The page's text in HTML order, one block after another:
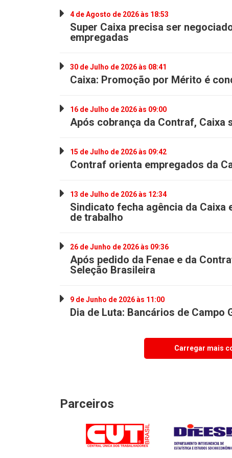
4 de Agosto de 2026 às 18:53
Super Caixa precisa ser
empregadas
30 de Julho de 2026 às 08:41
Caixa: Promoção por Mérito é
16 de Julho de 2026 às 09:00
Após cobrança da Contraf, Caixa
15 de Julho de 2026 às 09:42
Contraf orienta empregados da
13 de Julho de 2026 às 12:34
Sindicato fecha agência da
de trabalho
26 de Junho de 2026 às 09:36
Após pedido da Fenae e da
Seleção Brasileira
9 de Junho de 2026 às 11:00
Dia de Luta: Bancários de Campo
Carregar mais
Parceiros